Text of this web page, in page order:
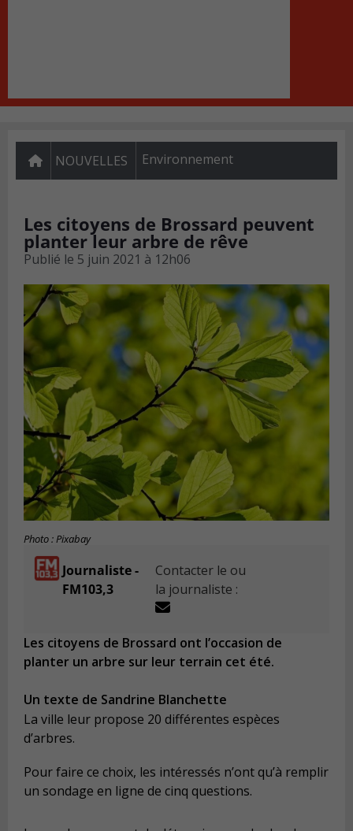
NOUVELLES Environnement
Les citoyens de Brossard peuvent
planter leur arbre de rêve
Publié le 5 juin 2021 à 12h06
Photo : Pixabay
Journaliste -
FM103,3
Contacter le ou
la journaliste :
Les citoyens de Brossard ont l’occasion de
planter un arbre sur leur terrain cet été.
Un texte de Sandrine Blanchette
La ville leur propose 20 différentes espèces
d’arbres.
Pour faire ce choix, les intéressés n’ont qu’à remplir
un sondage en ligne de cinq questions.